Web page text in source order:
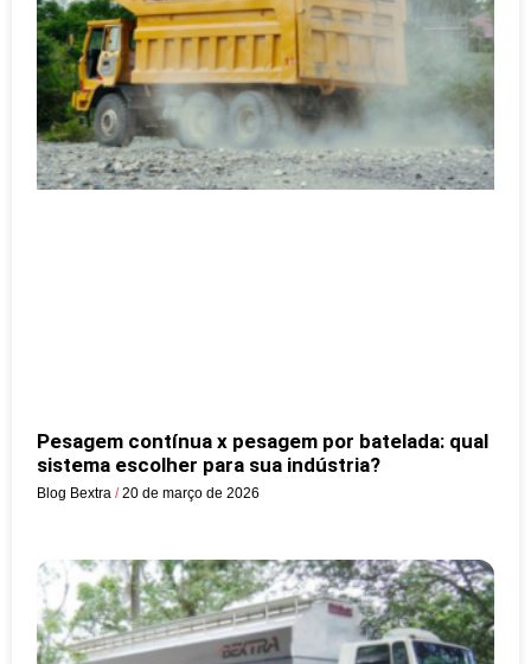
Pesagem contínua x pesagem por batelada: qual
sistema escolher para sua indústria?
Blog Bextra 20 de março de 2026